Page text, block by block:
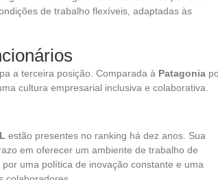
de trabalho flexíveis, adaptadas às
a terceira posição. Comparada à Patagonia
cultura empresarial inclusiva e colaborativa.
estão presentes no ranking há dez anos. Sua
em oferecer um ambiente de trabalho de
uma política de inovação constante e uma